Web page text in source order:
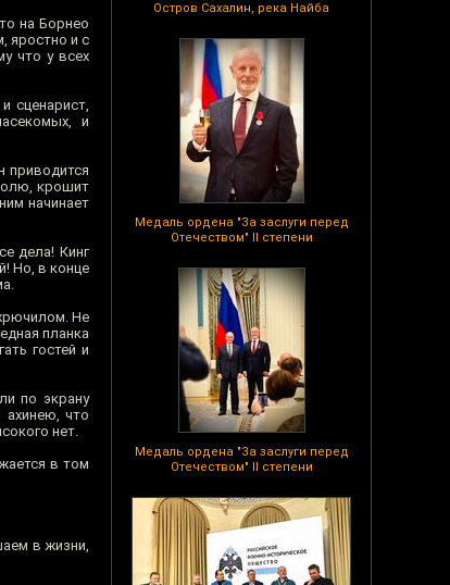
Остров Сахалин, река Найба
Медаль ордена "За заслуги перед
Отечеством" II степени
Медаль ордена "За заслуги перед
Отечеством" II степени
на Борнео
яростно и с
что у всех
сценарист,
и
приводится
крошит
начинает
дела! Кинг
Но, в конце
Не
планка
гостей и
по экрану
ахинею, что
нет.
в том
в жизни,